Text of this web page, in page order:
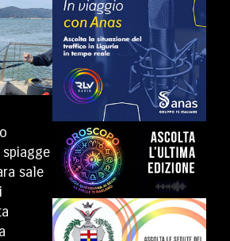
sale